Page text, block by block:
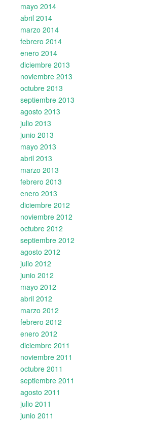
mayo 2014
abril 2014
marzo 2014
febrero 2014
enero 2014
diciembre 2013
noviembre 2013
octubre 2013
septiembre 2013
agosto 2013
julio 2013
junio 2013
mayo 2013
abril 2013
marzo 2013
febrero 2013
enero 2013
diciembre 2012
noviembre 2012
octubre 2012
septiembre 2012
agosto 2012
julio 2012
junio 2012
mayo 2012
abril 2012
marzo 2012
febrero 2012
enero 2012
diciembre 2011
noviembre 2011
octubre 2011
septiembre 2011
agosto 2011
julio 2011
junio 2011